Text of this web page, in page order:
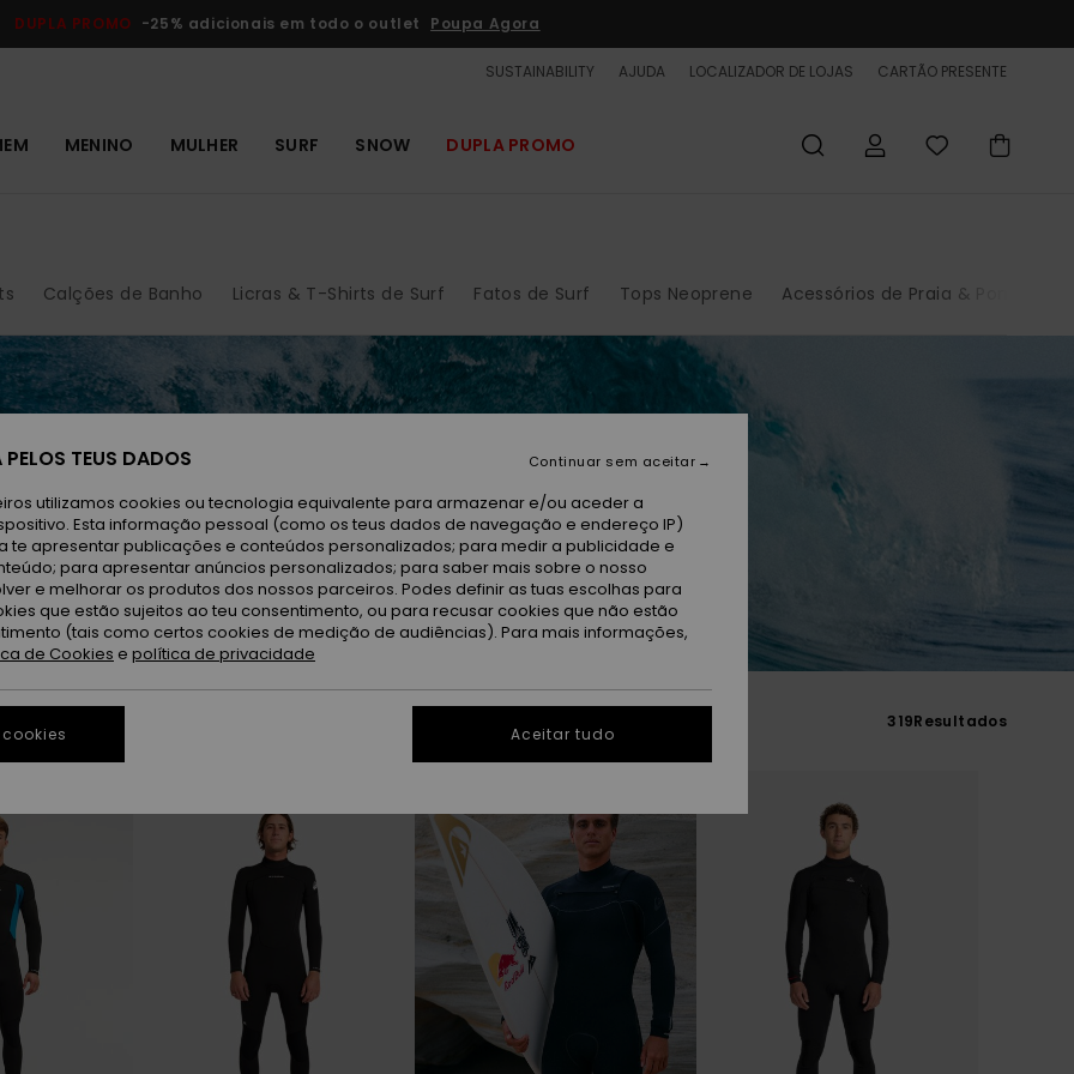
DUPLA PROMO -25% adicionais em todo o outlet Poupa Agora
SUSTAINABILITY AJUDA LOCALIZADOR DE LOJAS CARTÃO PRESENTE
MENINO MULHER SURF SNOW DUPLA PROMO
Calções de Banho Licras & T-Shirts de Surf Fatos de Surf Tops Neoprene Acessórios de Praia & Poncho
319Resultados
TEUS DADOS
utilizamos cookies ou tecnologia equivalente para armazenar e/ou aceder a
Esta informação pessoal (como os teus dados de navegação e endereço IP)
te apresentar publicações e conteúdos personalizados; para medir a publicidade e
para apresentar anúncios personalizados; para saber mais sobre o nosso
e melhorar os produtos dos nossos parceiros. Podes definir as tuas escolhas para
que estão sujeitos ao teu consentimento, ou para recusar cookies que não estão
(tais como certos cookies de medição de audiências). Para mais informações,
de Cookies e política de privacidade
Continuar sem aceitar
Aceitar tudo